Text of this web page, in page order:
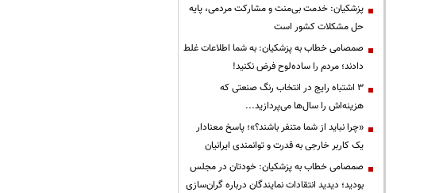
پزشکیان: خدمت بی‌منت و مشارکت مردمی، پایه
حل مشکلات کشور است
صمصامی خطاب به پزشکیان: به شما اطلاعات غلط
دادند؛ مردم را ساده‌لوح فرض نکنید!
3 اشتباه رایج در انتخاب رنگ صنعتی که
هزینه‌اش را سال‌ها می‌پردازید...
«چرا نباید از شما متنفر باشند؟»؛ پاسخ معنادار
یک کاربر خارجی به قدرت و توانمندی ایرانیان
صمصامی خطاب به پزشکیان: خودتان در مجلس
بودید؛ دیدید انتقادات نمایندگان درباره گران‌سازی